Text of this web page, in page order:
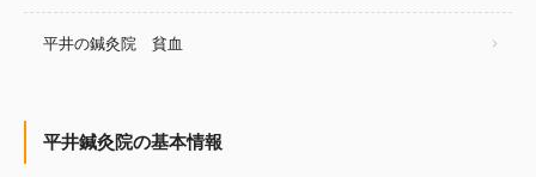
平井の鍼灸院 貧血
平井鍼灸院の基本情報